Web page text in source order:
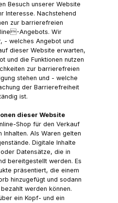
Besuch unserer Website
Interesse. Nachstehend
zur barrierefreien
Angebots. Wir
- welches Angebot und
dieser Website erwarten,
und die Funktionen nutzen
zur barrierefreien
stehen und - welche
der Barrierefreiheit
ist.
dieser Website
Shop für den Verkauf
Inhalten. Als Waren gelten
Digitale Inhalte
Datensätze, die in
bereitgestellt werden. Es
präsentiert, die einem
hinzugefügt und sodann
werden können.
ein Kopf- und ein